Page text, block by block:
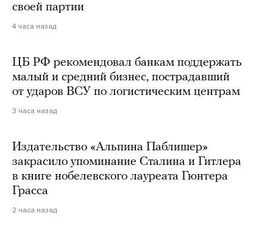
своей партии
4 часа назад
ЦБ РФ рекомендовал банкам поддержать
малый и средний бизнес, пострадавший
от ударов ВСУ по логистическим центрам
3 часа назад
Издательство «Альпина Паблишер»
закрасило упоминание Сталина и Гитлера
в книге нобелевского лауреата Гюнтера
Грасса
2 часа назад